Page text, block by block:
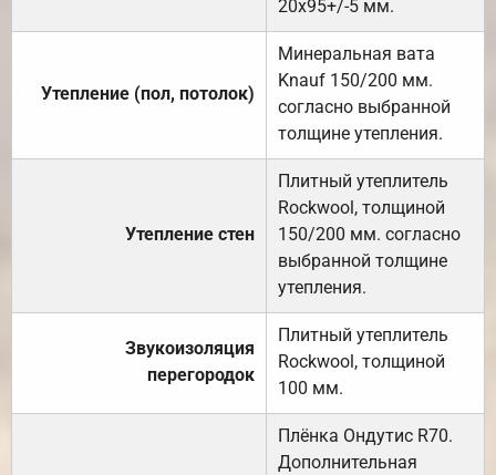
20х95+/-5 мм.
Утепление (пол, потолок)
Минеральная вата
Knauf 150/200 мм.
согласно выбранной
толщине утепления.
Утепление стен
Плитный утеплитель
Rockwool, толщиной
150/200 мм. согласно
выбранной толщине
утепления.
Звукоизоляция
перегородок
Плитный утеплитель
Rockwool, толщиной
100 мм.
Плёнка Ондутис R70.
Дополнительная